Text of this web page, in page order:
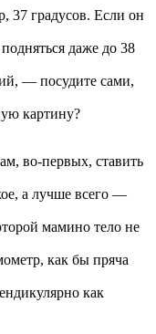
37 градусов. Если он
даже до 38
— посудите сами,
картину?
во-первых, ставить
а лучше всего —
мамино тело не
как бы пряча
как